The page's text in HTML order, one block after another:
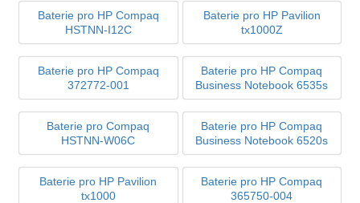
Baterie pro HP Compaq
HSTNN-I12C
Baterie pro HP Pavilion
tx1000Z
Baterie pro HP Compaq
372772-001
Baterie pro HP Compaq
Business Notebook 6535s
Baterie pro Compaq
HSTNN-W06C
Baterie pro HP Compaq
Business Notebook 6520s
Baterie pro HP Pavilion
tx1000
Baterie pro HP Compaq
365750-004